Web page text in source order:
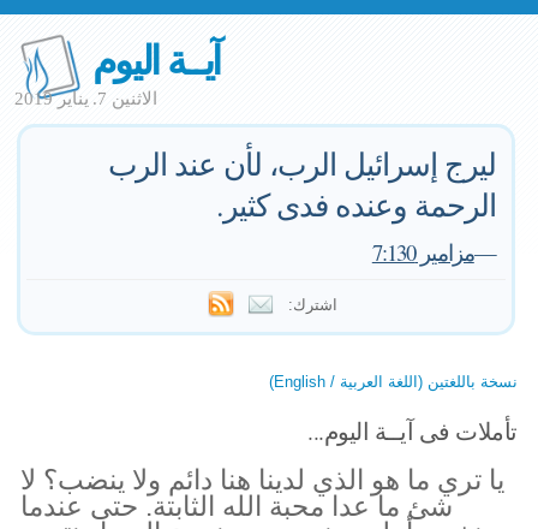
آيــة اليوم
الاثنين 7. يناير 2019
ليرج إسرائيل الرب، لأن عند الرب
الرحمة وعنده فدى كثير.
—مزامير 7:130
اشترك:
نسخة باللغتين (اللغة العربية / English)
تأملات فى آيــة اليوم...
يا تري ما هو الذي لدينا هنا دائم ولا ينضب؟ لا
شئ ما عدا محبة الله الثابتة. حتى عندما